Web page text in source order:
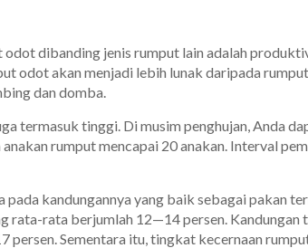
odot dibanding jenis rumput lain adalah
odot akan menjadi lebih lunak daripada
dan domba.
termasuk tinggi. Di musim penghujan, Anda
anakan rumput mencapai 20 anakan. Interval
pada kandungannya yang baik sebagai pakan
rata-rata berjumlah 12—14 persen.
persen. Sementara itu, tingkat kecernaan